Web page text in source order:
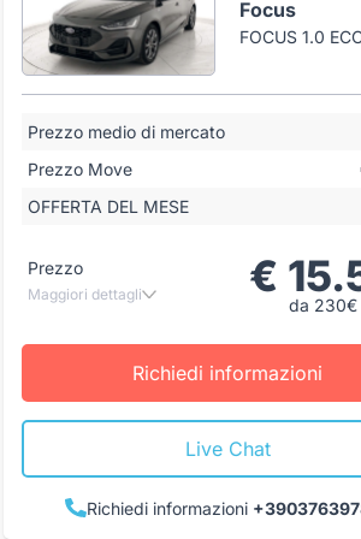
Focus
Prezzo medio di mercato
Prezzo Move
OFFERTA DEL MESE
Prezzo
Maggiori dettagli €
da 230€
Richiedi informazioni
Live Chat
Richiedi informazioni